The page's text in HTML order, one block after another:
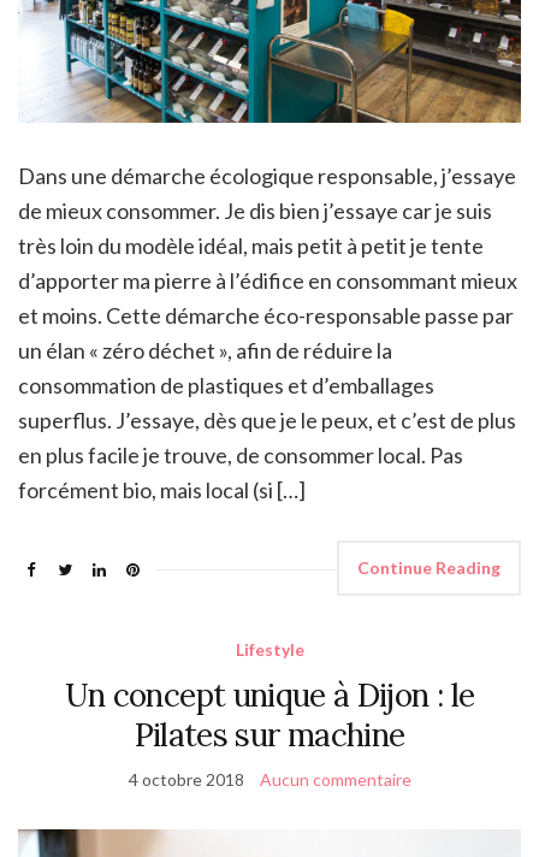
Dans une démarche écologique responsable, j’essaye
de mieux consommer. Je dis bien j’essaye car je suis
très loin du modèle idéal, mais petit à petit je tente
d’apporter ma pierre à l’édifice en consommant mieux
et moins. Cette démarche éco-responsable passe par
un élan « zéro déchet », afin de réduire la
consommation de plastiques et d’emballages
superflus. J’essaye, dès que je le peux, et c’est de plus
en plus facile je trouve, de consommer local. Pas
forcément bio, mais local (si […]
Continue Reading
Lifestyle
Un concept unique à Dijon : le
Pilates sur machine
4 octobre 2018 Aucun commentaire